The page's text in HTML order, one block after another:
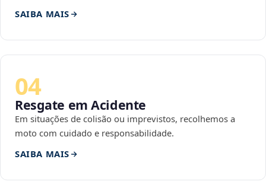
SAIBA MAIS
04
Resgate em Acidente
Em situações de colisão ou imprevistos, recolhemos a
moto com cuidado e responsabilidade.
SAIBA MAIS